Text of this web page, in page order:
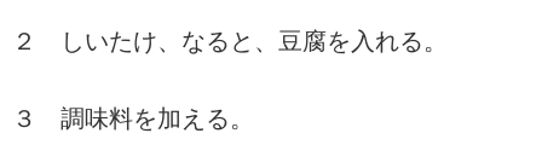
２ しいたけ、なると、豆腐を入れる。
３ 調味料を加える。